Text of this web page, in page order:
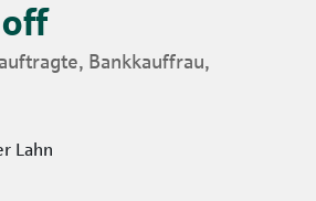
Bankkauffrau,
Lahn